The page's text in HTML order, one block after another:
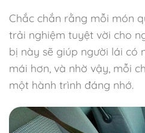
Chắc chắn rằng mỗi món
trải nghiệm tuyệt vời cho
bị này sẽ giúp người lái có
mái hơn, và nhờ vậy, mỗi
một hành trình đáng nhớ.